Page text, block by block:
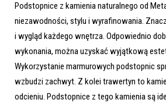
Podstopnice z kamienia naturalnego od
niezawodności, stylu i wyrafinowania.
i wygląd każdego wnętrza. Odpowiednio
wykonania, można uzyskać wyjątkową
Wykorzystanie marmurowych podstopnic
wzbudzi zachwyt. Z kolei trawertyn to
odcieniu. Podstopnice z tego kamienia są